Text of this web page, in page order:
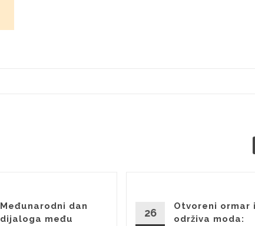
Međunarodni dan
dijaloga među
26
Otvoreni ormar i
održiva moda: